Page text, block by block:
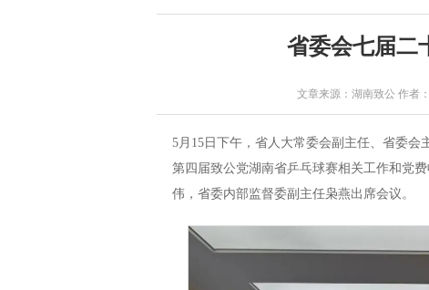
省委会七届二
文章来源：湖南致公 作者
5月15日下午，省人大常委会副主任、省委
第四届致公党湖南省乒乓球赛相关工作和党
伟，省委内部监督委副主任枭燕出席会议。